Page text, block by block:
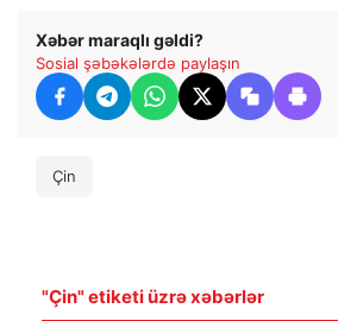
Xəbər maraqlı gəldi?
Sosial şəbəkələrdə paylaşın
Çin
"Çin" etiketi üzrə xəbərlər